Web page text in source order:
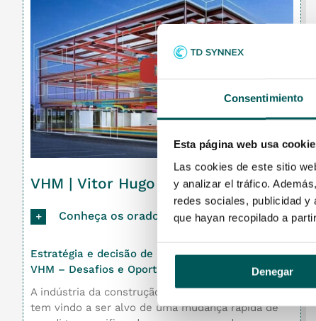
Consentimiento
Esta página web usa
Las cookies de este sitio
y analizar el tráfico.
redes sociales, publicidad y
que hayan recopilado a
Denegar
VHM | Vitor Hugo
Conheça os oradores
Estratégia e decisão de implementação BIM na
VHM – Desafios e Oportunidades
A indústria da construção em Portugal e no mundo
tem vindo a ser alvo de uma mudança rápida de